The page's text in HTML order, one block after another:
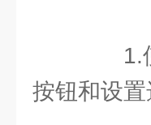
1.使
按钮和设置